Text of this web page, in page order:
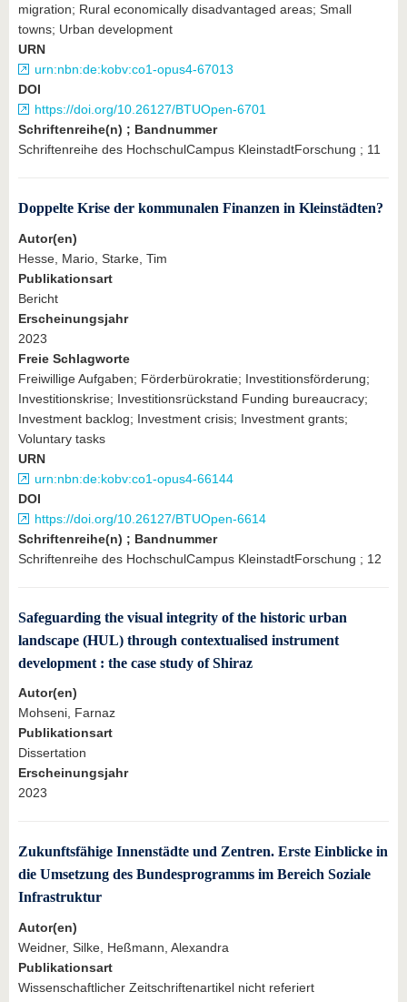
migration; Rural economically disadvantaged areas; Small
towns; Urban development
URN
urn:nbn:de:kobv:co1-opus4-67013
DOI
https://doi.org/10.26127/BTUOpen-6701
Schriftenreihe(n) ; Bandnummer
Schriftenreihe des HochschulCampus KleinstadtForschung ; 11
Doppelte Krise der kommunalen Finanzen in Kleinstädten?
Autor(en)
Hesse, Mario, Starke, Tim
Publikationsart
Bericht
Erscheinungsjahr
2023
Freie Schlagworte
Freiwillige Aufgaben; Förderbürokratie; Investitionsförderung;
Investitionskrise; Investitionsrückstand Funding bureaucracy;
Investment backlog; Investment crisis; Investment grants;
Voluntary tasks
URN
urn:nbn:de:kobv:co1-opus4-66144
DOI
https://doi.org/10.26127/BTUOpen-6614
Schriftenreihe(n) ; Bandnummer
Schriftenreihe des HochschulCampus KleinstadtForschung ; 12
Safeguarding the visual integrity of the historic urban
landscape (HUL) through contextualised instrument
development : the case study of Shiraz
Autor(en)
Mohseni, Farnaz
Publikationsart
Dissertation
Erscheinungsjahr
2023
Zukunftsfähige Innenstädte und Zentren. Erste Einblicke in
die Umsetzung des Bundesprogramms im Bereich Soziale
Infrastruktur
Autor(en)
Weidner, Silke, Heßmann, Alexandra
Publikationsart
Wissenschaftlicher Zeitschriftenartikel nicht referiert